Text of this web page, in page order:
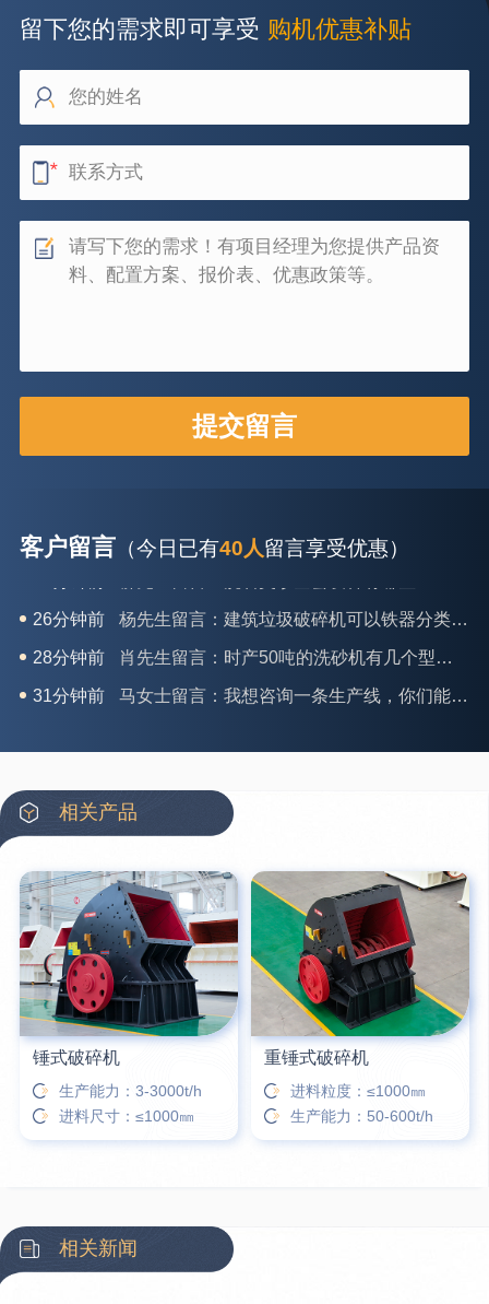
留下您的需求即可享受 购机优惠补贴
客户留言 （今日已有40人留言享受优惠）
26分钟前 杨先生留言：建筑垃圾破碎机可以铁器分类吗？
28分钟前 肖先生留言：时产50吨的洗砂机有几个型号？
31分钟前 马女士留言：我想咨询一条生产线，你们能做吗？
42分钟前 蒋先生留言：硬岩颚式破碎机带不带电机？
3分钟前 王先生留言：水泥厂熟料能破碎吗？推荐用什么机器？
6分钟前 姚女士留言：这款破碎机一小时产能多大？是用电的还是燃油的？
12分钟前 宋先生留言：50吨左右的制砂机大概什么价位？
16分钟前 柳先生留言：洗石英砂全套设备有哪些？
相关产品
锤式破碎机
生产能力：3-3000t/h
进料尺寸：≤1000㎜
重锤式破碎机
进料粒度：≤1000㎜
生产能力：50-600t/h
相关新闻